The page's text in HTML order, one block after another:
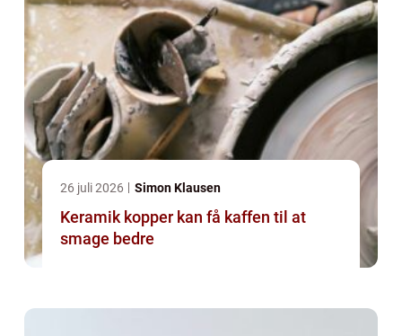
26 juli 2026 Simon Klausen
Keramik kopper kan få kaffen til at
smage bedre